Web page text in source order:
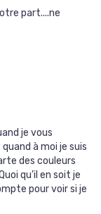
part....ne
je vous
à moi je suis
des couleurs
qu’il en soit je
pour voir si je